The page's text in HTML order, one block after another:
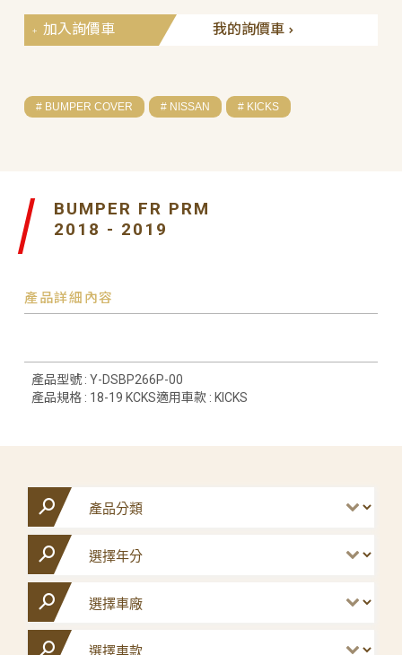
我的詢價車
加入詢價車
# BUMPER COVER # NISSAN # KICKS
BUMPER FR PRM
2018 - 2019
產品詳細內容
產品型號 : Y-DSBP266P-00
產品規格 : 18-19 KCKS適用車款 : KICKS